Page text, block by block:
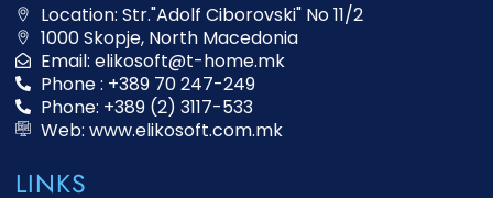
Location: Str."Adolf Ciborovski" No 11/2
1000 Skopje, North Macedonia
Email: elikosoft@t-home.mk
Phone : +389 70 247-249
Phone: +389 (2) 3117-533
Web: www.elikosoft.com.mk
LINKS